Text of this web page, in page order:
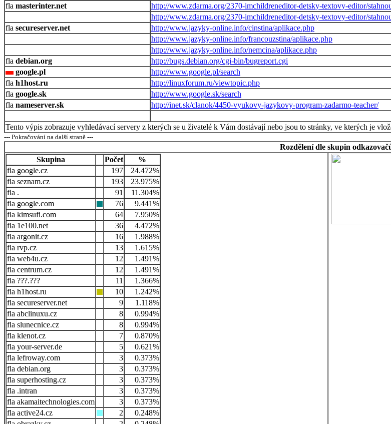
masterinter.net
http://www.zdarma.org/2370-imchildreneditor-detsky-textovy-editor/
http://www.zdarma.org/2370-imchildreneditor-detsky-textovy-editor/
secureserver.net
http://www.jazyky-online.info/cinstina/aplikace.php
http://www.jazyky-online.info/francouzstina/aplikace.php
http://www.jazyky-online.info/nemcina/aplikace.php
debian.org
http://bugs.debian.org/cgi-bin/bugreport.cgi
google.pl
http://www.google.pl/search
h1host.ru
http://linuxforum.ru/viewtopic.php
google.sk
http://www.google.sk/search
nameserver.sk
http://inet.sk/clanok/4450-vyukovy-jazykovy-program-zadarmo-teacher/
Tento výpis zobrazuje vyhledávací servery z kterých se u živatelé k Vám dostávají nebo jsou to stránky, ve kterých je
--- Pokračování na další straně ---
Rozdělení dle skupin
Skupina
Počet
%
google.cz
197
24.472%
seznam.cz
193
23.975%
.
91
11.304%
google.com
76
9.441%
kimsufi.com
64
7.950%
1e100.net
36
4.472%
argonit.cz
16
1.988%
rvp.cz
13
1.615%
web4u.cz
12
1.491%
centrum.cz
12
1.491%
???.???
11
1.366%
h1host.ru
10
1.242%
secureserver.net
9
1.118%
abclinuxu.cz
8
0.994%
slunecnice.cz
8
0.994%
klenot.cz
7
0.870%
your-server.de
5
0.621%
lefroway.com
3
0.373%
debian.org
3
0.373%
superhosting.cz
3
0.373%
.intran
3
0.373%
akamaitechnologies.com
3
0.373%
active24.cz
2
0.248%